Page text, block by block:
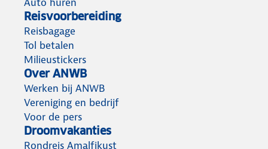
Reisvoorbereiding
Reisbagage
Tol betalen
Milieustickers
Over ANWB
Werken bij ANWB
Vereniging en bedrijf
Voor de pers
Droomvakanties
Rondreis Amalfikust